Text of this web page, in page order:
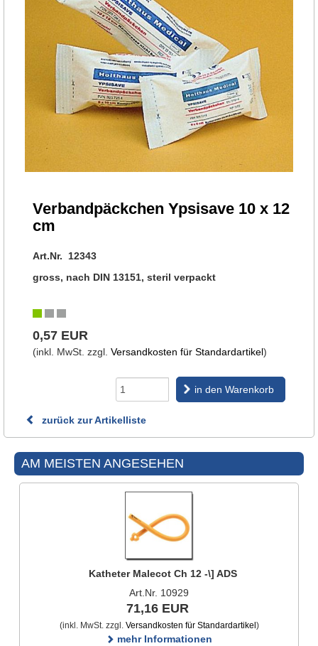
Verbandpäckchen Ypsisave 10 x 12
cm
Art.Nr. 12343
gross, nach DIN 13151, steril verpackt
0,57 EUR
(inkl. MwSt. zzgl. Versandkosten für Standardartikel)
in den Warenkorb
zurück zur Artikelliste
AM MEISTEN ANGESEHEN
Katheter Malecot Ch 12 -\] ADS
Art.Nr. 10929
71,16 EUR
(inkl. MwSt. zzgl. Versandkosten für Standardartikel )
mehr Informationen